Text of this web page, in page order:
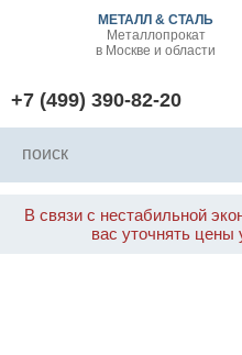
МЕТАЛЛ & СТАЛЬ
Металлопрокат
в Москве и области
+7 (499) 390-82-20
В связи с нестабильной
вас уточнять